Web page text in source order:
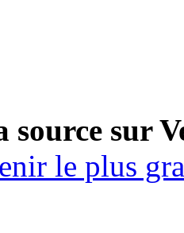
source sur
le plus